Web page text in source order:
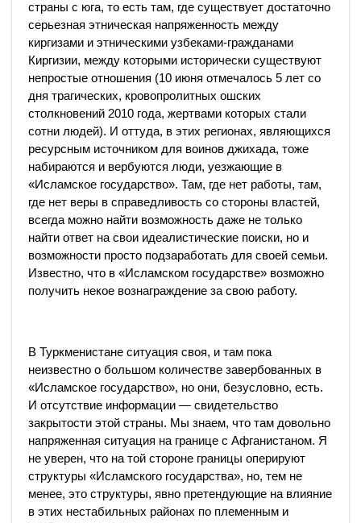
страны с юга, то есть там, где существует достаточно
серьезная этническая напряженность между
киргизами и этническими узбеками-гражданами
Киргизии, между которыми исторически существуют
непростые отношения (10 июня отмечалось 5 лет со
дня трагических, кровопролитных ошских
столкновений 2010 года, жертвами которых стали
сотни людей). И оттуда, в этих регионах, являющихся
ресурсным источником для воинов джихада, тоже
набираются и вербуются люди, уезжающие в
«Исламское государство». Там, где нет работы, там,
где нет веры в справедливость со стороны властей,
всегда можно найти возможность даже не только
найти ответ на свои идеалистические поиски, но и
возможности просто подзаработать для своей семьи.
Известно, что в «Исламском государстве» возможно
получить некое вознаграждение за свою работу.
В Туркменистане ситуация своя, и там пока
неизвестно о большом количестве завербованных в
«Исламское государство», но они, безусловно, есть.
И отсутствие информации — свидетельство
закрытости этой страны. Мы знаем, что там довольно
напряженная ситуация на границе с Афганистаном. Я
не уверен, что на той стороне границы оперируют
структуры «Исламского государства», но, тем не
менее, это структуры, явно претендующие на влияние
в этих нестабильных районах по племенным и